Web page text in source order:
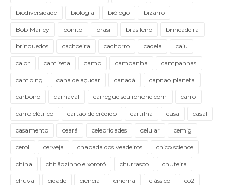
biodiversidade biologia biólogo bizarro
Bob Marley bonito brasil brasileiro brincadeira
brinquedos cachoeira cachorro cadela caju
calor camiseta camp campanha campanhas
camping cana de açucar canadá capitão planeta
carbono carnaval carregue seu iphone com carro
carro elétrico cartão de crédido cartilha casa casal
casamento ceará celebridades celular cemig
cerol cerveja chapada dos veadeiros chico science
china chitãozinho e xororó churrasco chuteira
chuva cidade ciência cinema clássico co2